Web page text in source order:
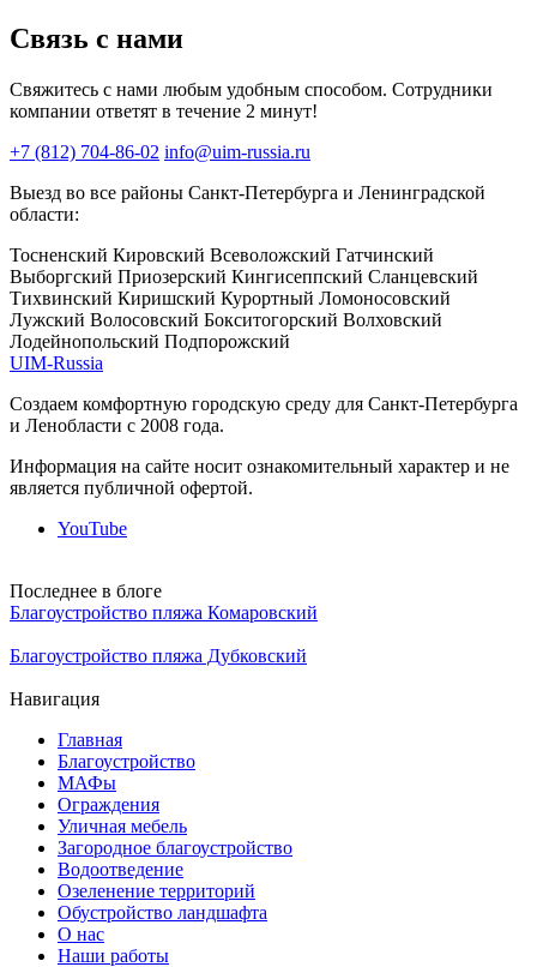
Связь с нами
Свяжитесь с нами любым удобным способом. Сотрудники
компании ответят в течение 2 минут!
+7 (812) 704-86-02 info@uim-russia.ru
Выезд во все районы Санкт-Петербурга и Ленинградской
области:
Тосненский Кировский Всеволожский Гатчинский
Выборгский Приозерский Кингисеппский Сланцевский
Тихвинский Киришский Курортный Ломоносовский
Лужский Волосовский Бокситогорский Волховский
Лодейнопольский Подпорожский
UIM-Russia
Создаем комфортную городскую среду для Санкт-Петербурга
и Ленобласти с 2008 года.
Информация на сайте носит ознакомительный характер и не
является публичной офертой.
YouTube
Последнее в блоге
Благоустройство пляжа Комаровский
Благоустройство пляжа Дубковский
Навигация
Главная
Благоустройство
МАФы
Ограждения
Уличная мебель
Загородное благоустройство
Водоотведение
Озеленение территорий
Обустройство ландшафта
О нас
Наши работы